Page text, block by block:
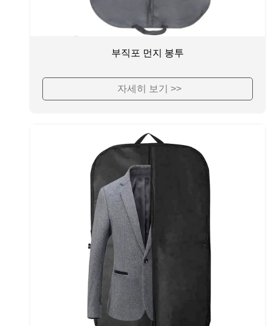
부직포 먼지 봉투
자세히 보기 >>